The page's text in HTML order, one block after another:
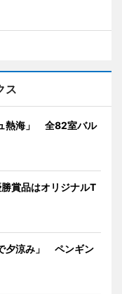
ス
熱海」 全82室バル
賞品はオリジナルT
夕涼み」 ペンギン